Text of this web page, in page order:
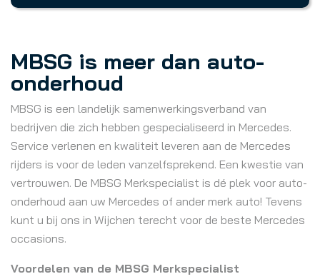
MBSG is meer dan auto-
onderhoud
MBSG is een landelijk samenwerkingsverband van
bedrijven die zich hebben gespecialiseerd in Mercedes.
Service verlenen en kwaliteit leveren aan de Mercedes
rijders is voor de leden vanzelfsprekend. Een kwestie van
vertrouwen. De MBSG Merkspecialist is dé plek voor auto-
onderhoud aan uw Mercedes of ander merk auto! Tevens
kunt u bij ons in Wijchen terecht voor de beste Mercedes
occasions.
Voordelen van de MBSG Merkspecialist